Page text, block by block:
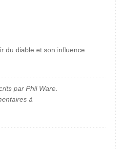
du diable et son influence
par Phil Ware.
à